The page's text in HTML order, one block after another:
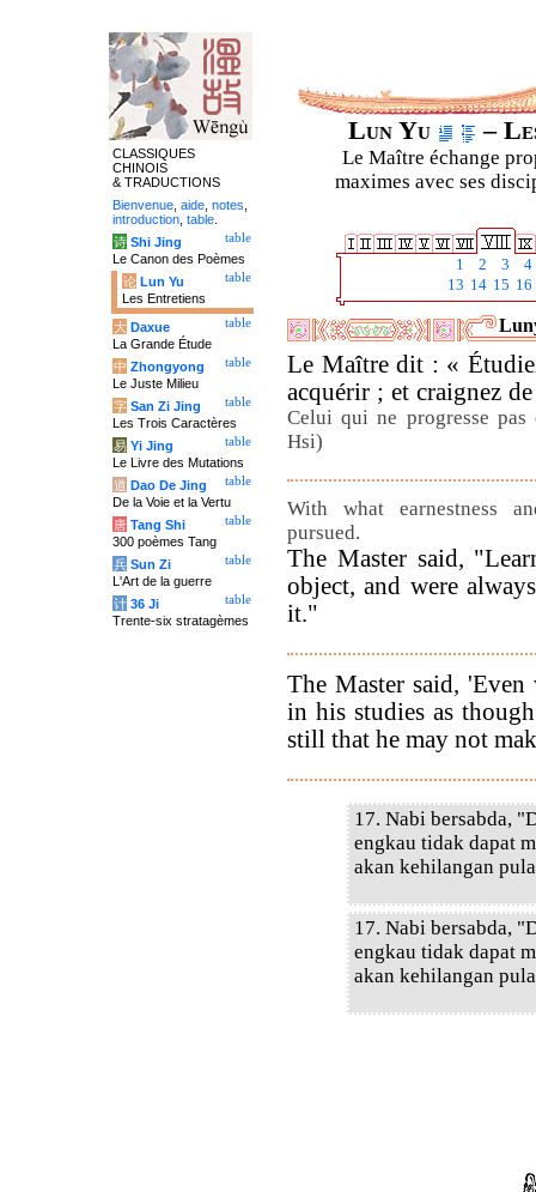
Lun Yu –
Le Maître échange
maximes avec ses
1 2 3
4
13 14 15 16
Le Maître dit : «
acquérir ; et craignez
Celui qui ne progresse
Hsi)
With what earnestness
pursued.
The Master said,
object, and were
it."
The Master said,
in his studies as
still that he may not
17. Nabi bersabda,
engkau tidak dapat
akan kehilangan
17. Nabi bersabda,
engkau tidak dapat
akan kehilangan
CLASSIQUES
CHINOIS
& TRADUCTIONS
Bienvenue aide notes
introduction table
table
诗 Shi Jing
Le Canon des Poèmes
table
论 Lun Yu
Les Entretiens
table
大 Daxue
La Grande Étude
table
中 Zhongyong
Le Juste Milieu
table
字 San Zi Jing
Les Trois Caractères
table
易 Yi Jing
Le Livre des Mutations
table
道 Dao De Jing
De la Voie et la Vertu
table
唐 Tang Shi
300 poèmes Tang
table
兵 Sun Zi
L'Art de la guerre
table
计 36 Ji
Trente-six stratagèmes